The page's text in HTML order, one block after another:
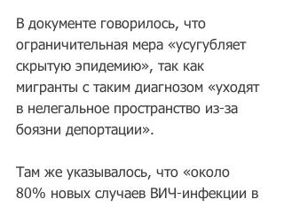
В документе говорилось, что
ограничительная мера «усугубляет
скрытую эпидемию», так как
мигранты с таким диагнозом «уходят
в нелегальное пространство из-за
боязни депортации».
Там же указывалось, что «около
80% новых случаев ВИЧ-инфекции в